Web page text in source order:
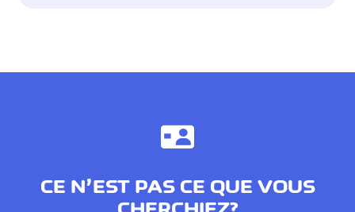
CE N’EST PAS CE QUE VOUS